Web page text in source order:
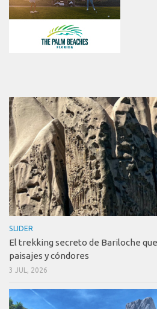
SLIDER
El trekking secreto de Bariloche
paisajes y cóndores
3 JUL, 2026